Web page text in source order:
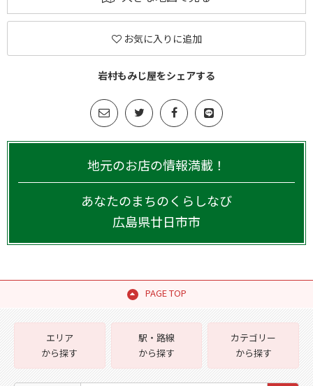
お気に入りに追加
岩村もみじ屋をシェアする
地元のお店の情報満載！
あなたのまちのくらしなび
広島県廿日市市
PAGE TOP
エリア
から探す
駅・路線
から探す
カテゴリー
から探す